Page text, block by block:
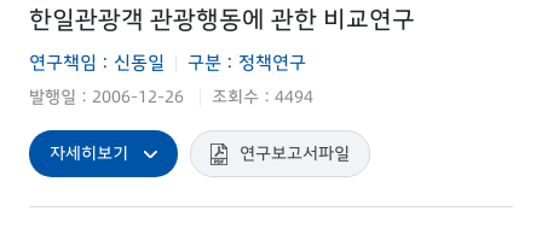
한일관광객 관광행동에 관한 비교연구
연구책임 : 신동일 구분 : 정책연구
발행일 : 2006-12-26 조회수 : 4494
자세히보기 연구보고서파일